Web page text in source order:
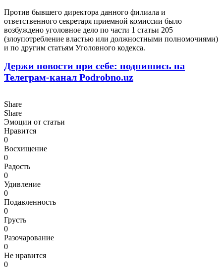
Против бывшего директора данного филиала и
ответственного секретаря приемной комиссии было
возбуждено уголовное дело по части 1 статьи 205
(злоупотребление властью или должностными полномочиями)
и по другим статьям Уголовного кодекса.
Держи новости при себе: подпишись на
Телеграм-канал Podrobno.uz
Share
Share
Эмоции от статьи
Нравится
0
Восхищение
0
Радость
0
Удивление
0
Подавленность
0
Грусть
0
Разочарование
0
Не нравится
0